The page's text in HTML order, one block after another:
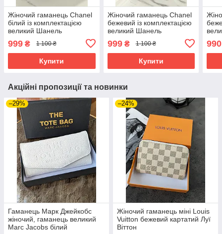
Жіночий гаманець Chanel
білий із комплектацією
великий Шанель
999 ₴ 1 100 ₴
Купити
Жіночий гаманець Chanel
бежевий із комплектацією
великий Шанель
999₴ 1 100 ₴
Купити
Акційні пропозиції та новинки
–29%
Гаманець Марк Джейкобс
жіночий, гаманець великий
Marc Jacobs білий
–24%
Жіночий гаманець міні Louis
Vuitton бежевий картатий Луї
Віттон